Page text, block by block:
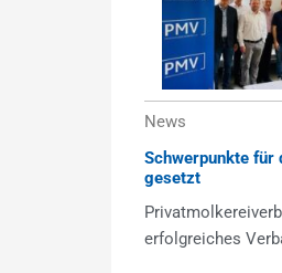
News
Schwerpunkte für
gesetzt
erfolgreiches